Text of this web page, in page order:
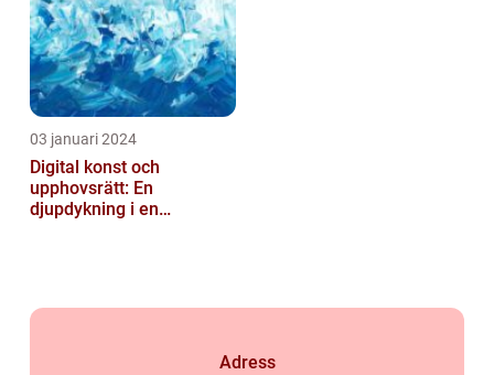
03 januari 2024
Digital konst och
upphovsrätt: En
djupdykning i en
Adress